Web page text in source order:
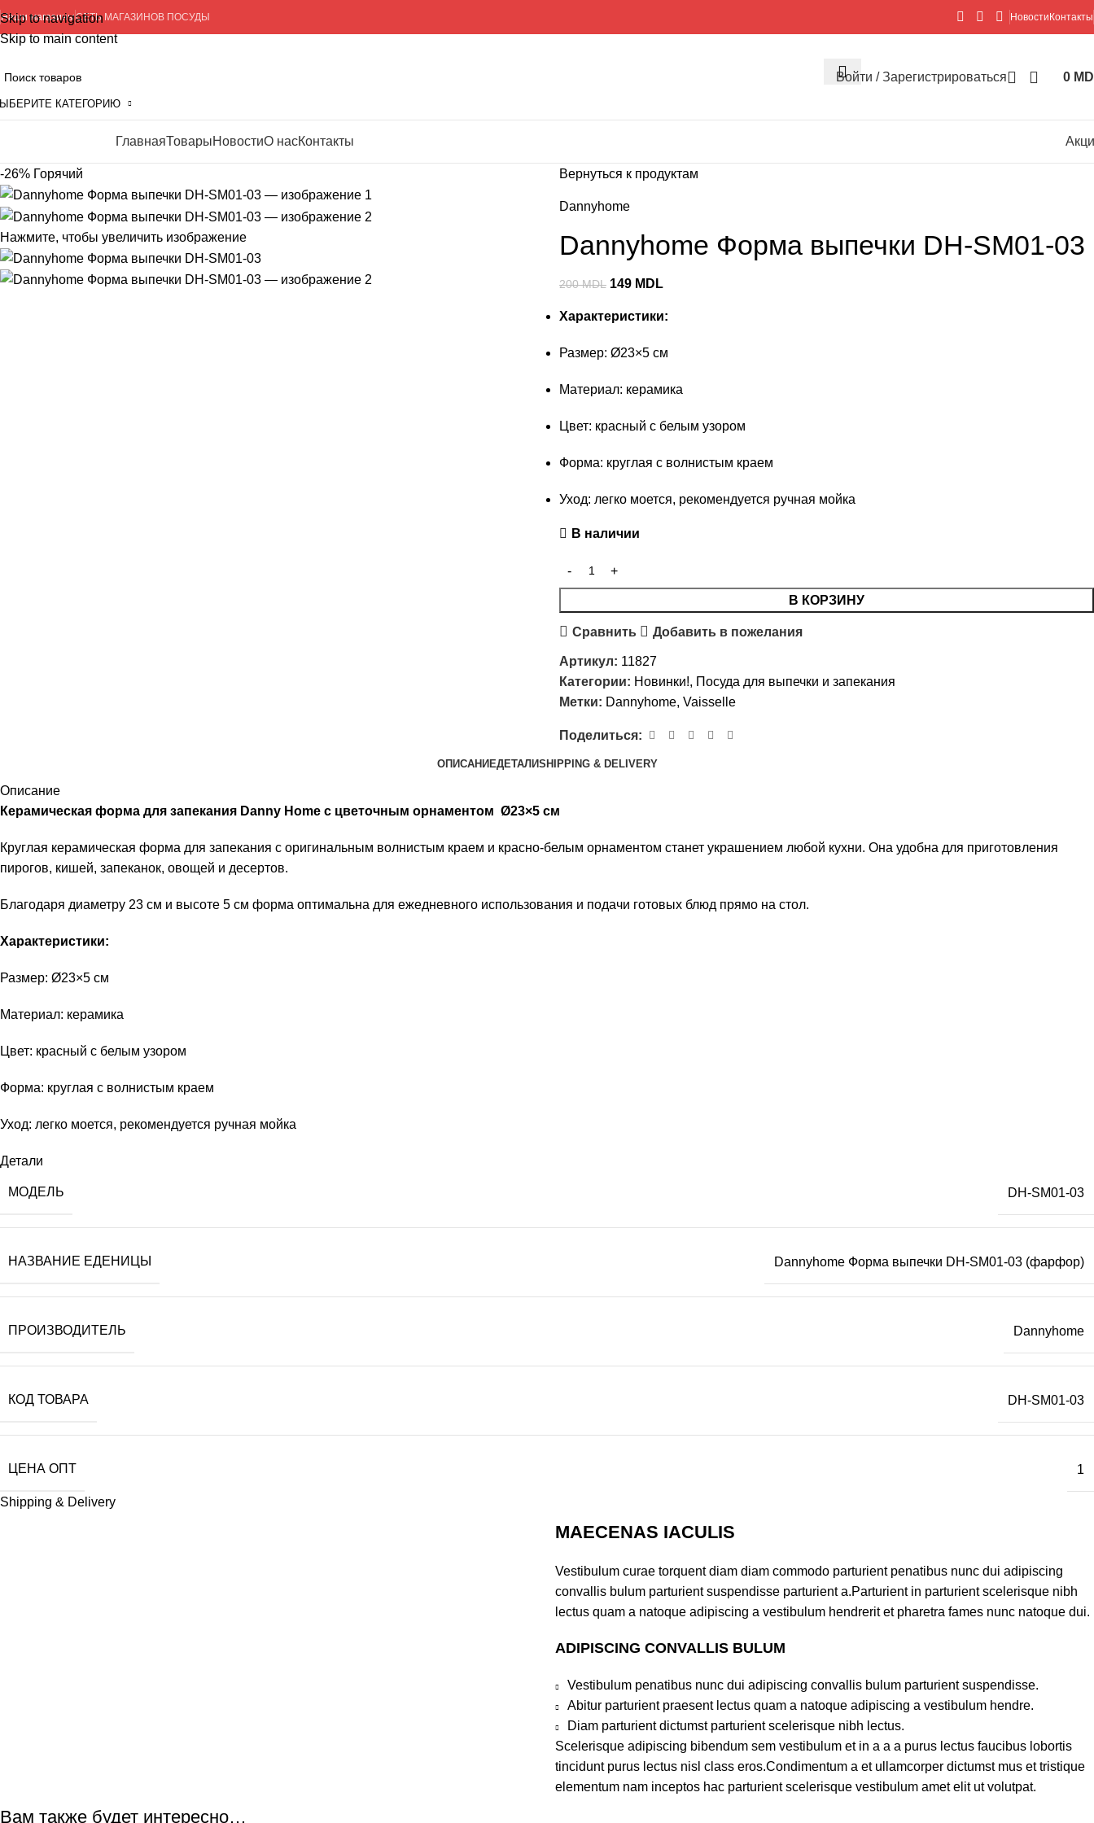
Skip to navigation
Skip to main content
Наши магазиныСЕТЬ МАГАЗИНОВ ПОСУДЫ Новости Контакты
КАТЕГОРИЮ
Войти / Зарегистрироваться 0
ГлавнаяТоварыНовостиО насКонтакты
-26% Горячий
Нажмите, чтобы увеличить изображение
Вернуться к продуктам
Dannyhome
Dannyhome Форма выпечки DH-SM01-03
200MDL 149 MDL
Характеристики:
Размер: Ø23×5 см
Материал: керамика
Цвет: красный с белым узором
Форма: круглая с волнистым краем
Уход: легко моется, рекомендуется ручная мойка
В наличии
В КОРЗИНУ
Сравнить Добавить в пожелания
Артикул: 11827
Категории: Новинки!, Посуда для выпечки и запекания
Метки: Dannyhome, Vaisselle
Поделиться:
ОПИСАНИЕДЕТАЛИSHIPPING & DELIVERY
Описание
Керамическая форма для запекания Danny Home с цветочным орнаментом Ø23×5 см
Круглая керамическая форма для запекания с оригинальным волнистым краем и красно-белым орнаментом станет украшением любой кухни. Она удобна для приготовления
пирогов, кишей, запеканок, овощей и десертов.
Благодаря диаметру 23 см и высоте 5 см форма оптимальна для ежедневного использования и подачи готовых блюд прямо на стол.
Характеристики:
Размер: Ø23×5 см
Материал: керамика
Цвет: красный с белым узором
Форма: круглая с волнистым краем
Уход: легко моется, рекомендуется ручная мойка
Детали
МОДЕЛЬ DH-SM01-03
НАЗВАНИЕ ЕДЕНИЦЫ Dannyhome Форма выпечки DH-SM01-03 (фарфор)
ПРОИЗВОДИТЕЛЬ Dannyhome
КОД ТОВАРА DH-SM01-03
ЦЕНА ОПТ 1
Shipping & Delivery
MAECENAS IACULIS
Vestibulum curae torquent diam diam commodo parturient penatibus nunc dui adipiscing
convallis bulum parturient suspendisse parturient a.Parturient in parturient scelerisque nibh
lectus quam a natoque adipiscing a vestibulum hendrerit et pharetra fames nunc natoque dui.
ADIPISCING CONVALLIS BULUM
Vestibulum penatibus nunc dui adipiscing convallis bulum parturient suspendisse.
Abitur parturient praesent lectus quam a natoque adipiscing a vestibulum hendre.
Diam parturient dictumst parturient scelerisque nibh lectus.
Scelerisque adipiscing bibendum sem vestibulum et in a a a purus lectus faucibus lobortis
tincidunt purus lectus nisl class eros.Condimentum a et ullamcorper dictumst mus et tristique
elementum nam inceptos hac parturient scelerisque vestibulum amet elit ut volutpat.
Вам также будет интересно…